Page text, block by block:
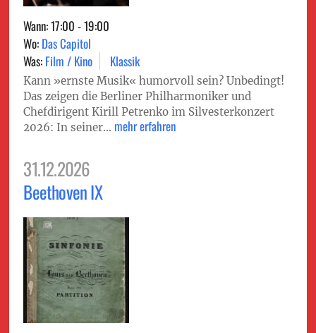
Wann: 17:00 - 19:00
Wo: Das Capitol
Was: Film / Kino Klassik
Kann »ernste Musik« humorvoll sein? Unbedingt!
Das zeigen die Berliner Philharmoniker und
Chefdirigent Kirill Petrenko im Silvesterkonzert
2026: In seiner... mehr erfahren
31.12.2026
Beethoven IX